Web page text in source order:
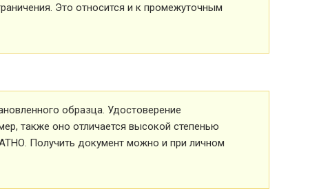
Это относится и к промежуточным
образца. Удостоверение
также оно отличается высокой степенью
Получить документ можно и при личном